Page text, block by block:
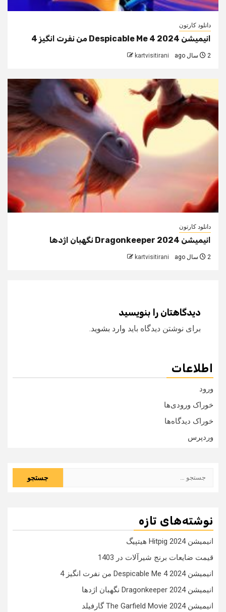
دانلود کارتون
انیمیشن Despicable Me 4 2024 من نفرت انگیز 4
2 سال ago kartvisitirani
دانلود کارتون
انیمیشن Dragonkeeper 2024 نگهبان اژدها
2 سال ago kartvisitirani
دیدگاهتان را بنویسید
برای نوشتن دیدگاه باید وارد بشوید.
اطلاعات
ورود
خوراک ورودی‌ها
خوراک دیدگاه‌ها
وردپرس
نوشته‌های تازه
انیمیشن Hitpig 2024 هیتپیگ
قیمت ضایعات برنج شیرآلات در 1403
انیمیشن Despicable Me 4 2024 من نفرت انگیز 4
انیمیشن Dragonkeeper 2024 نگهبان اژدها
انیمیشن The Garfield Movie 2024 گارفیلد